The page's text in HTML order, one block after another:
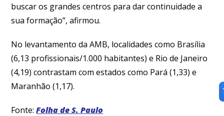
buscar os grandes centros para dar continuidade a
sua formação”, afirmou.
No levantamento da AMB, localidades como Brasília
(6,13 profissionais/1.000 habitantes) e Rio de Janeiro
(4,19) contrastam com estados como Pará (1,33) e
Maranhão (1,17).
Fonte:Folha de S. Paulo